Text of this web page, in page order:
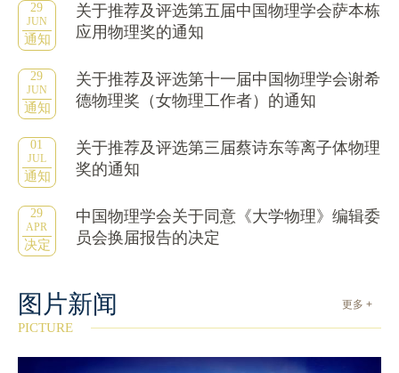
29
JUN
通知
关于推荐及评选第五届中国物理学会萨本栋
应用物理奖的通知
29
JUN
通知
关于推荐及评选第十一届中国物理学会谢希
德物理奖（女物理工作者）的通知
01
JUL
通知
关于推荐及评选第三届蔡诗东等离子体物理
奖的通知
29
APR
决定
中国物理学会关于同意《大学物理》编辑委
员会换届报告的决定
更多 +
图片新闻
PICTURE